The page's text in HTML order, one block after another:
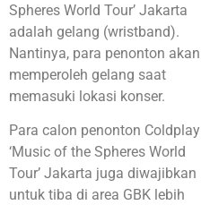
Spheres World Tour’ Jakarta
adalah gelang (wristband).
Nantinya, para penonton akan
memperoleh gelang saat
memasuki lokasi konser.
Para calon penonton Coldplay
‘Music of the Spheres World
Tour’ Jakarta juga diwajibkan
untuk tiba di area GBK lebih